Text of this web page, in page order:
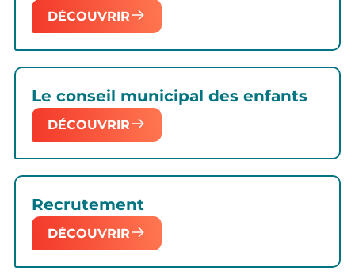
DÉCOUVRIR
Le conseil municipal des enfants
DÉCOUVRIR
Recrutement
DÉCOUVRIR